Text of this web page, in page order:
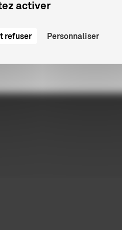
Pierre-Lacouture, Ingénieur du
activer
refuser Personnaliser